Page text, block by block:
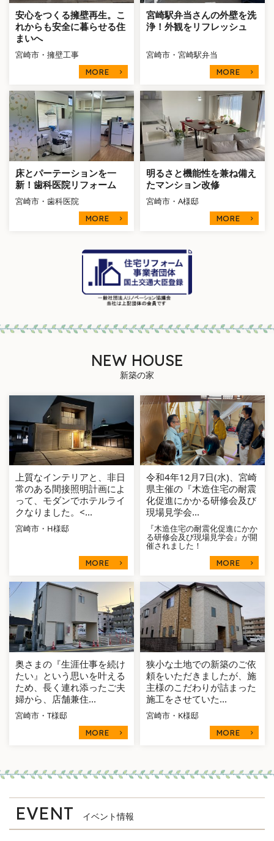
安心をつくる擁壁再生。こ
れからも安全に暮らせる住
まいへ
宮崎市・擁壁工事
MORE
宮崎駅弁当さんの外壁を洗
浄！外観をリフレッシュ
宮崎市・宮崎駅弁当
MORE
床とパーテーションを一
新！歯科医院リフォーム
宮崎市・歯科医院
MORE
明るさと機能性を兼ね備え
たマンション改修
宮崎市・A様邸
MORE
NEW HOUSE
新築の家
上質なインテリアと、非日
常のある間接照明計画によ
って、モダンでホテルライ
クなりました。<...
宮崎市・H様邸
MORE
令和4年12月7日(水)、宮崎
県主催の『木造住宅の耐震
化促進にかかる研修会及び
現場見学会...
『木造住宅の耐震化促進にかか
る研修会及び現場見学会』が開
催されました！
MORE
奥さまの『生涯仕事を続け
たい』という思いを叶える
ため、長く連れ添ったご夫
婦から、店舗兼住...
宮崎市・T様邸
MORE
狭小な土地での新築のご依
頼をいただきましたが、施
主様のこだわりが詰まった
施工をさせていた...
宮崎市・K様邸
MORE
EVENT イベント情報